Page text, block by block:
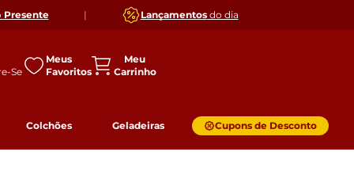
Presente | Lançamentosdo dia
Meus
Favoritos
Colchões Geladeiras Cupons de Desconto